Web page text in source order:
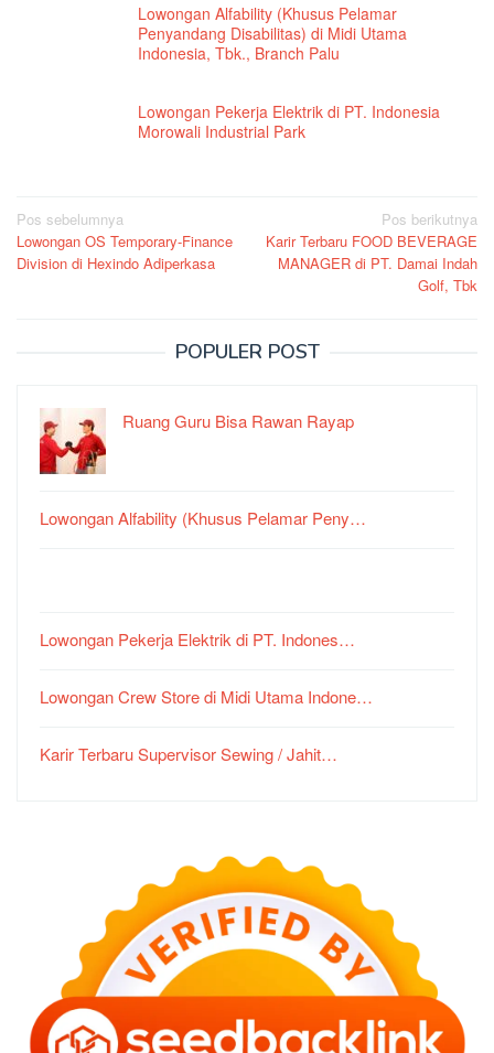
Lowongan Alfability (Khusus Pelamar
Penyandang Disabilitas) di Midi Utama
Indonesia, Tbk., Branch Palu
Lowongan Pekerja Elektrik di PT. Indonesia
Morowali Industrial Park
Navigasi
pos
Pos sebelumnya
Lowongan OS Temporary-Finance
Division di Hexindo Adiperkasa
Pos berikutnya
Karir Terbaru FOOD BEVERAGE
MANAGER di PT. Damai Indah
Golf, Tbk
POPULER POST
Ruang Guru Bisa Rawan Rayap
Lowongan Alfability (Khusus Pelamar Peny…
Lowongan Pekerja Elektrik di PT. Indones…
Lowongan Crew Store di Midi Utama Indone…
Karir Terbaru Supervisor Sewing / Jahit…